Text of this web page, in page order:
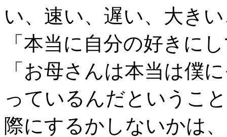
い、速い、遅い、大き
「本当に自分の好きに
「お母さんは本当は僕
っているんだというこ
際にするかしないかは